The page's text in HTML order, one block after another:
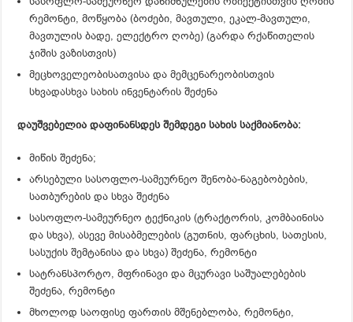
რემონტი, მოწყობა (ბოძები, მავთული, ეკალ-მავთული,
მავთულის ბადე, ელექტრო ღობე) (გარდა რქაწითელის
ჯიშის ვაზისთვის)
მეცხოველეობისათვისა და მემცენარეობისთვის
სხვადასხვა სახის ინვენტარის შეძენა
დაუშვებელია დაფინანსდეს შემდეგი სახის საქმიანობა:
მიწის შეძენა;
არსებული სასოფლო-სამეურნეო შენობა-ნაგებობების,
სათბურების და სხვა შეძენა
სასოფლო-სამეურნეო ტექნიკის (ტრაქტორის, კომბაინისა
და სხვა), ასევე მისაბმელების (გუთნის, ფარცხის, სათესის,
სასუქის შემტანისა და სხვა) შეძენა, რემონტი
სატრანსპორტო, მფრინავი და მცურავი საშუალებების
შეძენა, რემონტი
მხოლოდ საოფისე ფართის მშენებლობა, რემონტი,